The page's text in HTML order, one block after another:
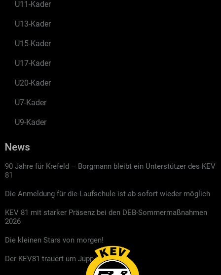
U11-Kader
U13-Kader
U15-Kader
U17-Kader
U20-Kader
U7-Kader
U9-Kader
News
90 Jahre für Krefeld – Borgmann bleibt ein Unterstützer des KEV
81
Die Anmeldung für die Laufschule ist ab sofort wieder möglich
KEV 81 mit starker Präsenz bei den DEB-Sommermaßnahmen
2026
Die kleinen Stars von morgen!
Der KEV81 trauert um Jupp Kompalla